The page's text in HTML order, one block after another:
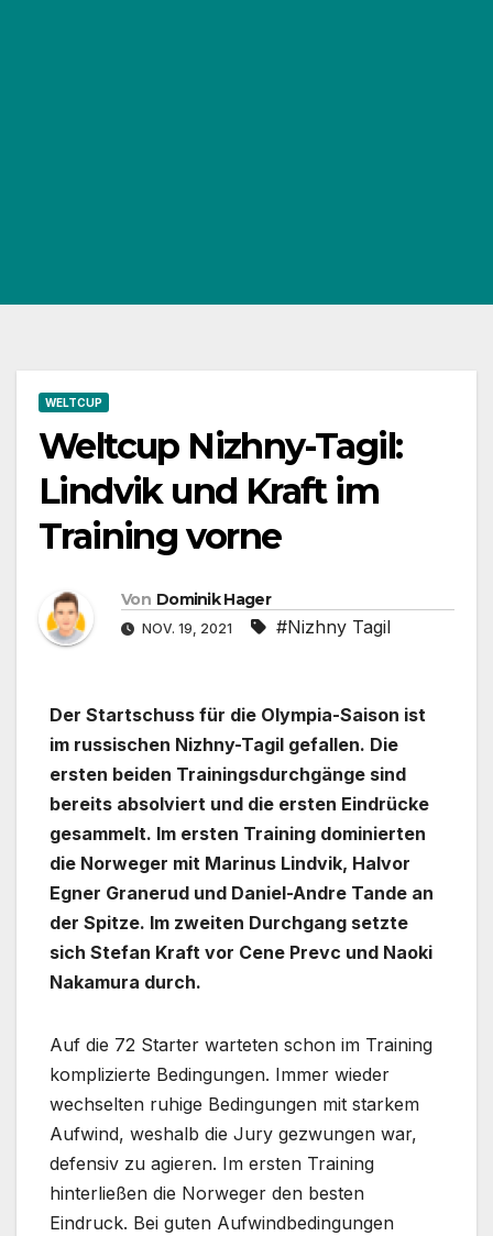
WELTCUP
Weltcup Nizhny-Tagil:
Lindvik und Kraft im
Training vorne
Von Dominik Hager
NOV. 19, 2021 #Nizhny Tagil
Der Startschuss für die Olympia-Saison ist
im russischen Nizhny-Tagil gefallen. Die
ersten beiden Trainingsdurchgänge sind
bereits absolviert und die ersten Eindrücke
gesammelt. Im ersten Training dominierten
die Norweger mit Marinus Lindvik, Halvor
Egner Granerud und Daniel-Andre Tande an
der Spitze. Im zweiten Durchgang setzte
sich Stefan Kraft vor Cene Prevc und Naoki
Nakamura durch.
Auf die 72 Starter warteten schon im Training
komplizierte Bedingungen. Immer wieder
wechselten ruhige Bedingungen mit starkem
Aufwind, weshalb die Jury gezwungen war,
defensiv zu agieren. Im ersten Training
hinterließen die Norweger den besten
Eindruck. Bei guten Aufwindbedingungen